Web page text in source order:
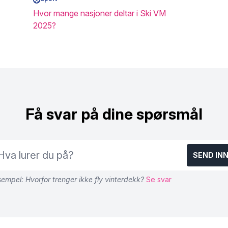
Hvor mange nasjoner deltar i Ski VM
2025?
Få svar på dine spørsmål
SEND
Hvorfor trenger ikke fly vinterdekk? Se svar